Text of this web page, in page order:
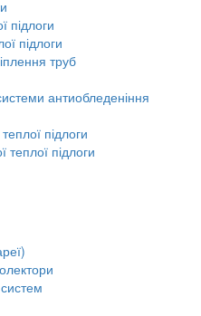
підлоги
підлоги
труб
антиобледеніння
підлоги
теплої підлоги